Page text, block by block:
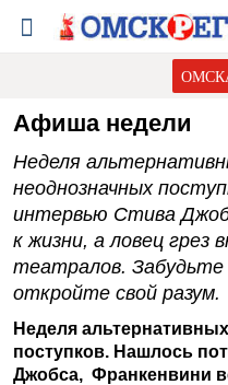
Афиша недели
Неделя
неоднозначных
интервью Стива
к жизни, а ловец грез
театралов. Забудьте
откройте свой разум.
Неделя
поступков. Нашлось
Джобса, Франкенвини